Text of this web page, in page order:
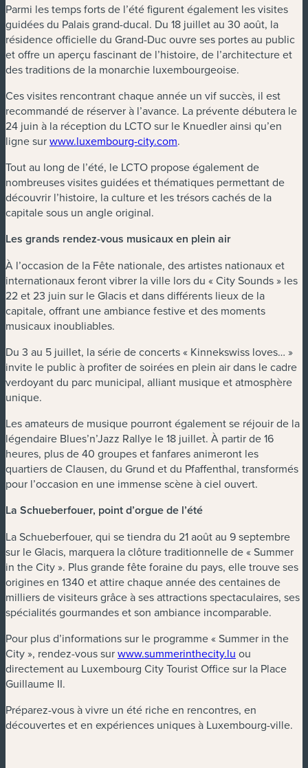
Parmi les temps forts de l’été figurent également les visites
guidées du Palais grand-ducal. Du 18 juillet au 30 août, la
résidence officielle du Grand-Duc ouvre ses portes au public
et offre un aperçu fascinant de l’histoire, de l’architecture et
des traditions de la monarchie luxembourgeoise.
Ces visites rencontrant chaque année un vif succès, il est
recommandé de réserver à l’avance. La prévente débutera le
24 juin à la réception du LCTO sur le Knuedler ainsi qu’en
ligne surwww.luxembourg-city.com.
Tout au long de l’été, le LCTO propose également de
nombreuses visites guidées et thématiques permettant de
découvrir l’histoire, la culture et les trésors cachés de la
capitale sous un angle original.
Les grands rendez-vous musicaux en plein air
À l’occasion de la Fête nationale, des artistes nationaux et
internationaux feront vibrer la ville lors du « City Sounds » les
22 et 23 juin sur le Glacis et dans différents lieux de la
capitale, offrant une ambiance festive et des moments
musicaux inoubliables.
Du 3 au 5 juillet, la série de concerts « Kinnekswiss loves… »
invite le public à profiter de soirées en plein air dans le cadre
verdoyant du parc municipal, alliant musique et atmosphère
unique.
Les amateurs de musique pourront également se réjouir de la
légendaire Blues’n’Jazz Rallye le 18 juillet. À partir de 16
heures, plus de 40 groupes et fanfares animeront les
quartiers de Clausen, du Grund et du Pfaffenthal, transformés
pour l’occasion en une immense scène à ciel ouvert.
La Schueberfouer, point d’orgue de l’été
La Schueberfouer, qui se tiendra du 21 août au 9 septembre
sur le Glacis, marquera la clôture traditionnelle de « Summer
in the City ». Plus grande fête foraine du pays, elle trouve ses
origines en 1340 et attire chaque année des centaines de
milliers de visiteurs grâce à ses attractions spectaculaires, ses
spécialités gourmandes et son ambiance incomparable.
Pour plus d’informations sur le programme « Summer in the
City », rendez-vous surwww.summerinthecity.lu ou
directement au Luxembourg City Tourist Office sur la Place
Guillaume II.
Préparez-vous à vivre un été riche en rencontres, en
découvertes et en expériences uniques à Luxembourg-ville.